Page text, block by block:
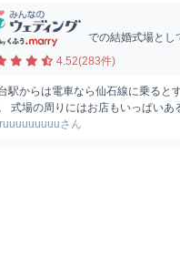
での結婚式場とし
4.52(283件)
駅からは電車なら仙石線に乗ると
式場の周りにはお店もいっぱい
さん